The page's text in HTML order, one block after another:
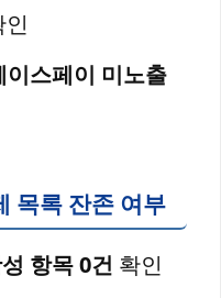
이스페이 미노출
목록 잔존 여부
항목 0건 확인